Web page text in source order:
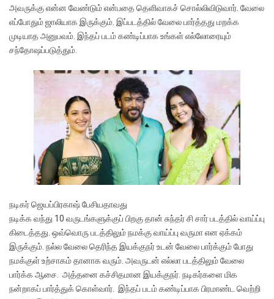
அவருக்கு என்ன வேண்டும் என்பதை தெளிவாகச் சொல்லிவிடுவார். வேலை
எப்போதும் ஜாலியாக இருக்கும். இப்படத்தில் வேலை பார்த்தது மறக்க
முடியாத அனுபவம். இந்தப் படம் கண்டிப்பாக உங்கள் எல்லோரையும்
சந்தோஷப்படுத்தும்.
நடிகர் ஜெயப்பிரகாஷ் பேசியதாவது
நடிக்க வந்து 10 வருடங்களுக்குப் பிறகு தான் சுந்தர் சி சார் படத்தில் வாய்ப்பு
கிடைத்தது. ஒவ்வொரு படத்திலும் நமக்கு வாய்ப்பு வருமா என ஏக்கம்
இருக்கும். நல்ல வேலை தெரிந்த இயக்குநர் உடன் வேலை பார்க்கும் போது
நமக்குள் உற்சாகம் தானாக வரும். அவருடன் எல்லா படத்திலும் வேலை
பார்க்க ஆசை. அத்தனை கச்சிதமான இயக்குநர். நடிகர்களை மிக
நன்றாகப் பார்த்துக் கொள்வார். இந்தப் படம் கண்டிப்பாக பிரமாண்ட வெற்றி